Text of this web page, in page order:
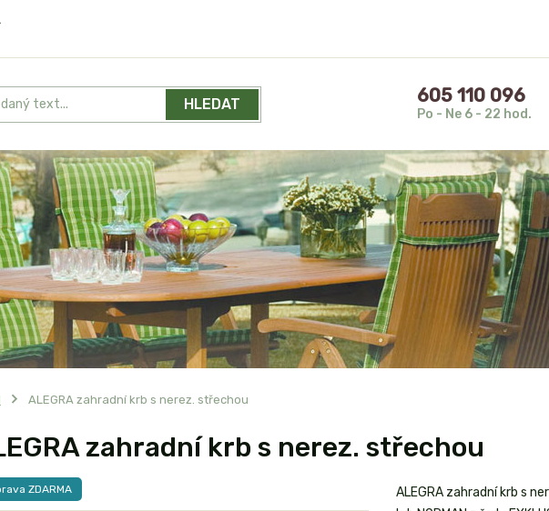
HLEDAT 605 110 096
Po - Ne 6 - 22 hod.
ALEGRA zahradní krb s nerez. střechou
zahradní krb s nerez. střechou
ZDARMA
ALEGRA zahradní krb s